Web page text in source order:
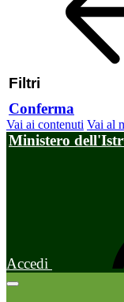
Filtri
Conferma
Vai ai contenuti Vai al
Ministero
Accedi